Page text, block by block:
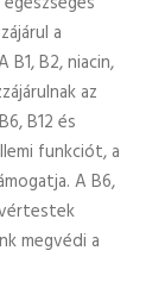
a
B2, niacin,
az
B12 és
funkciót, a
A B6,
megvédi a